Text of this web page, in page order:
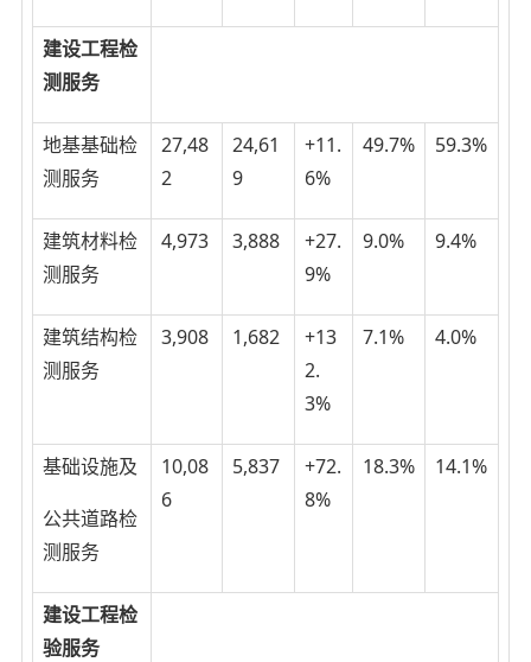
建设工程检
测服务
地基基础检
测服务
27,48
2
24,61
9
+11.
6%
49.7% 59.3%
建筑材料检
测服务
4,973 3,888
+27.
9%
9.0% 9.4%
建筑结构检
测服务
3,908 1,682
+13
2.
3%
7.1% 4.0%
基础设施及
公共道路检
测服务
10,08
6
5,837
+72.
8%
18.3% 14.1%
建设工程检
验服务